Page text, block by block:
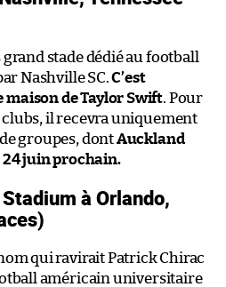
grand stade dédié au football
Nashville SC.C’est
maison de Taylor Swift. Pour
clubs, il recevra uniquement
groupes, dontAuckland
24 juin prochain.
à Orlando,
qui ravirait Patrick Chirac
américain universitaire